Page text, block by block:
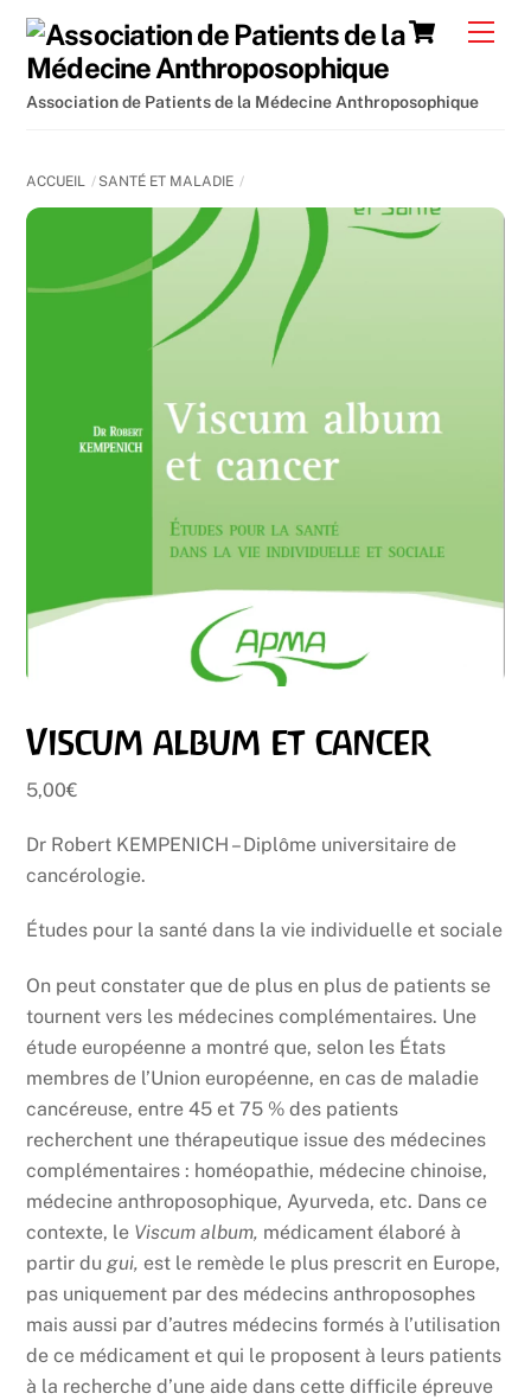
Skip
content
Cart
Association de Patients de la Médecine Anthroposophique
ACCUEIL SANTÉ ET MALADIE
Viscum album et cancer
5,00€
Dr Robert KEMPENICH – Diplôme universitaire de
cancérologie.
Études pour la santé dans la vie individuelle et sociale
On peut constater que de plus en plus de patients se
tournent vers les médecines complémentaires. Une
étude européenne a montré que, selon les États
membres de l’Union européenne, en cas de maladie
cancéreuse, entre 45 et 75 % des patients
recherchent une thérapeutique issue des médecines
complémentaires : homéopathie, médecine chinoise,
médecine anthroposophique, Ayurveda, etc. Dans ce
contexte, le Viscum album, médicament élaboré à
partir dugui, est le remède le plus prescrit en Europe,
pas uniquement par des médecins anthroposophes
mais aussi par d’autres médecins formés à l’utilisation
de ce médicament et qui le proposent à leurs patients
à la recherche d’une aide dans cette difficile épreuve